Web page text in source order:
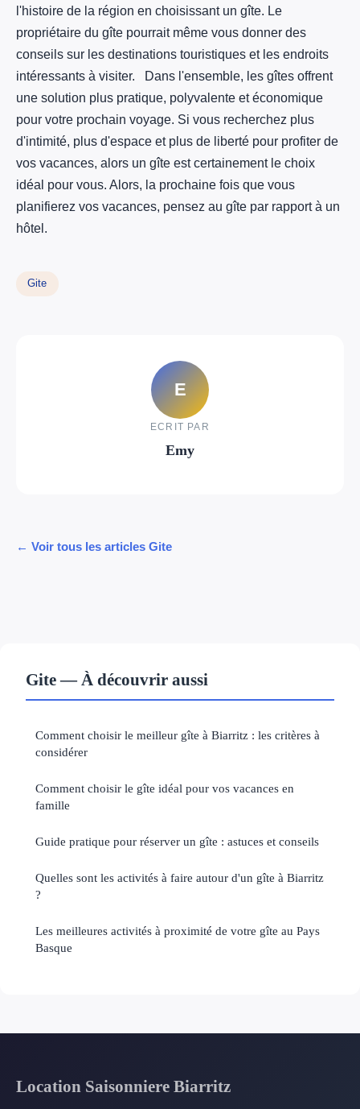
l'histoire de la région en choisissant un gîte. Le
propriétaire du gîte pourrait même vous donner des
conseils sur les destinations touristiques et les endroits
intéressants à visiter. Dans l'ensemble, les gîtes offrent
une solution plus pratique, polyvalente et économique
pour votre prochain voyage. Si vous recherchez plus
d'intimité, plus d'espace et plus de liberté pour profiter de
vos vacances, alors un gîte est certainement le choix
idéal pour vous. Alors, la prochaine fois que vous
planifierez vos vacances, pensez au gîte par rapport à un
hôtel.
Gite
E
ECRIT PAR
Emy
← Voir tous les articles Gite
Gite — À découvrir aussi
Comment choisir le meilleur gîte à Biarritz : les critères à
considérer
Comment choisir le gîte idéal pour vos vacances en
famille
Guide pratique pour réserver un gîte : astuces et conseils
Quelles sont les activités à faire autour d'un gîte à Biarritz
?
Les meilleures activités à proximité de votre gîte au Pays
Basque
Location Saisonniere Biarritz